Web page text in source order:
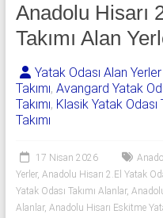
Anadolu Hisarı
Takımı Alan
Yatak Odası Alan Yerler
Takımı, Avangard Yatak
Takımı, Klasik Yatak Odası
Takımı
17 Nisan 2026
Yerler, Anadolu Hisarı 2.El Yatak
Yatak Odası Takımı Alanlar,
Alanlar, Anadolu Hisarı Eskitme